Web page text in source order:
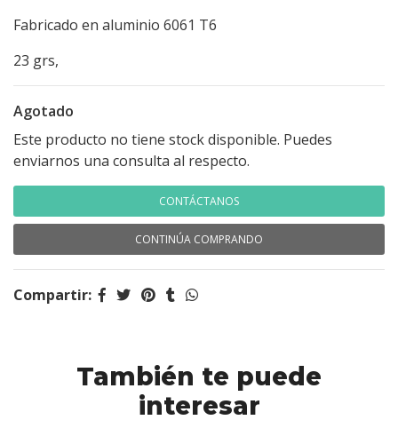
Fabricado en aluminio 6061 T6
23 grs,
Agotado
Este producto no tiene stock disponible. Puedes
enviarnos una consulta al respecto.
CONTÁCTANOS
CONTINÚA COMPRANDO
Compartir:
También te puede
interesar